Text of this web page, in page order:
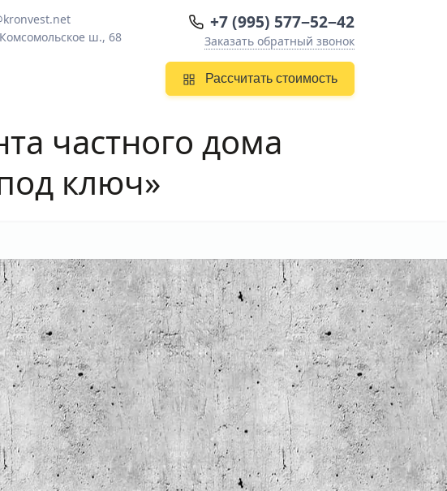
ш., 68
+7 (995) 577−52−42
Заказать обратный звонок
Рассчитать стоимость
частного дома
ключ»